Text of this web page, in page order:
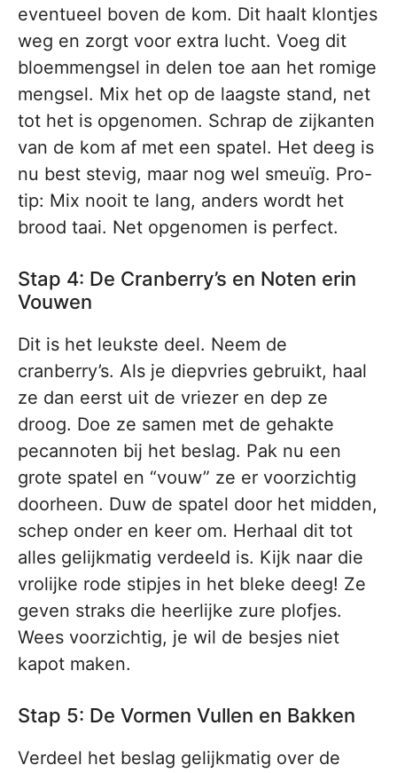
eventueel boven de kom. Dit haalt klontjes
weg en zorgt voor extra lucht. Voeg dit
bloemmengsel in delen toe aan het romige
mengsel. Mix het op de laagste stand, net
tot het is opgenomen. Schrap de zijkanten
van de kom af met een spatel. Het deeg is
nu best stevig, maar nog wel smeuïg. Pro-
tip: Mix nooit te lang, anders wordt het
brood taai. Net opgenomen is perfect.
Stap 4: De Cranberry’s en Noten erin
Vouwen
Dit is het leukste deel. Neem de
cranberry’s. Als je diepvries gebruikt, haal
ze dan eerst uit de vriezer en dep ze
droog. Doe ze samen met de gehakte
pecannoten bij het beslag. Pak nu een
grote spatel en “vouw” ze er voorzichtig
doorheen. Duw de spatel door het midden,
schep onder en keer om. Herhaal dit tot
alles gelijkmatig verdeeld is. Kijk naar die
vrolijke rode stipjes in het bleke deeg! Ze
geven straks die heerlijke zure plofjes.
Wees voorzichtig, je wil de besjes niet
kapot maken.
Stap 5: De Vormen Vullen en Bakken
Verdeel het beslag gelijkmatig over de